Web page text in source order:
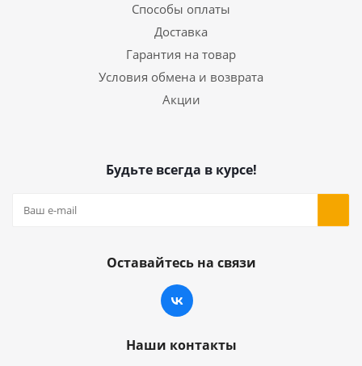
Способы оплаты
Доставка
Гарантия на товар
Условия обмена и возврата
Акции
Будьте всегда в курсе!
Оставайтесь на связи
Наши контакты